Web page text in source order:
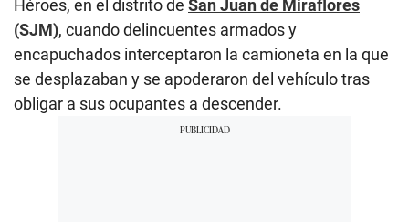
Héroes, en el distrito de San Juan de Miraflores
(SJM), cuando delincuentes armados y
encapuchados interceptaron la camioneta en la que
se desplazaban y se apoderaron del vehículo tras
obligar a sus ocupantes a descender.